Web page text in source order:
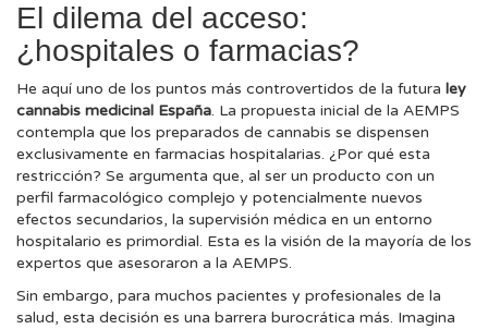
El dilema del acceso:
¿hospitales o farmacias?
He aquí uno de los puntos más controvertidos de la futura ley
cannabis medicinal España. La propuesta inicial de la AEMPS
contempla que los preparados de cannabis se dispensen
exclusivamente en farmacias hospitalarias. ¿Por qué esta
restricción? Se argumenta que, al ser un producto con un
perfil farmacológico complejo y potencialmente nuevos
efectos secundarios, la supervisión médica en un entorno
hospitalario es primordial. Esta es la visión de la mayoría de los
expertos que asesoraron a la AEMPS.
Sin embargo, para muchos pacientes y profesionales de la
salud, esta decisión es una barrera burocrática más. Imagina